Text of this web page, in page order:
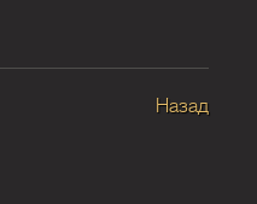
Назад